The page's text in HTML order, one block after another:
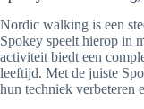
Nordic walking is een
Spokey speelt hierop in
activiteit biedt een
leeftijd. Met de juiste
hun techniek verbeteren